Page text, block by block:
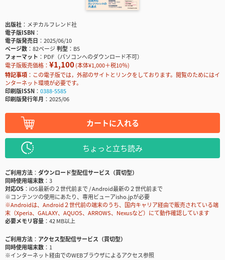
出版社
メヂカルフレンド社
電子版ISBN
電子版発売日
2025/06/10
ページ数
82ページ判型
B5
フォーマット
PDF（パソコンへのダウンロード不可）
電子版販売価格： ¥1,100(本体¥1,000＋税10％)
特記事項
この電子版では，外部のサイトとリンクをしております。閲覧のためにはイ
ンターネット環境が必要です。
印刷版ISSN
0388-5585
印刷版発行年月
2025/06
カートに入れる
ちょっと立ち読み
ご利用方法
ダウンロード型配信サービス（買切型）
同時使用端末数
3
対応OS
iOS最新の２世代前まで / Android最新の２世代前まで
※コンテンツの使用にあたり、専用ビューアisho.jpが必要
※Androidは、Android２世代前の端末のうち、国内キャリア経由で販売されている端
末（Xperia、GALAXY、AQUOS、ARROWS、Nexusなど）にて動作確認しています
必要メモリ容量
42 MB以上
ご利用方法
アクセス型配信サービス（買切型）
同時使用端末数
1
※インターネット経由でのWEBブラウザによるアクセス参照